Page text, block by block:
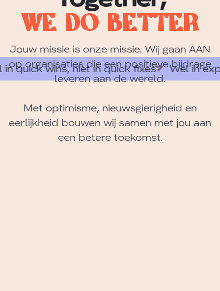
We Do Better
Jouw missie is onze missie. Wij gaan AAN
op organisaties die een positieve bijdrage
leveren aan de wereld.
Met optimisme, nieuwsgierigheid en
eerlijkheid bouwen wij samen met jou aan
een betere toekomst.
wins, niet in quick fixes Wel in